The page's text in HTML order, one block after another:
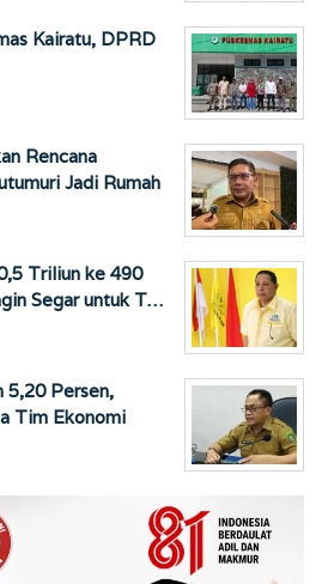
Kairatu, DPRD
Rencana
Jadi Rumah
Triliun ke 490
Segar untuk T…
5,20 Persen,
Tim Ekonomi